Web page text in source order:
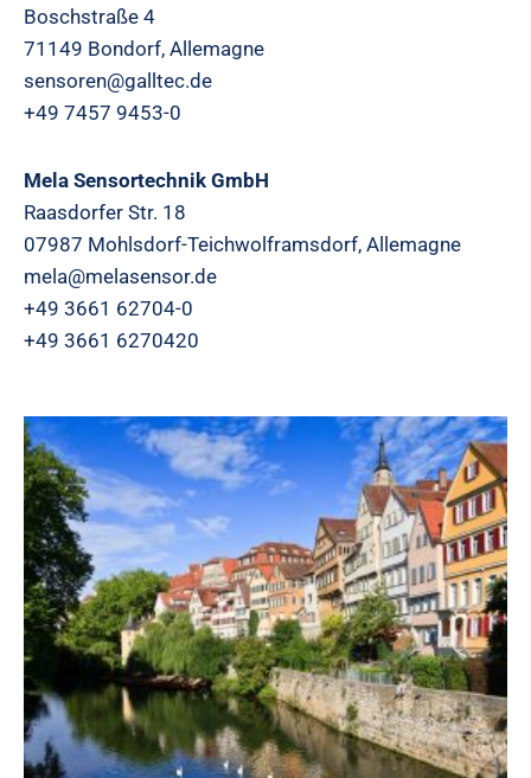
Boschstraße 4
71149 Bondorf, Allemagne
sensoren@galltec.de
+49 7457 9453-0
Mela Sensortechnik GmbH
Raasdorfer Str. 18
07987 Mohlsdorf-Teichwolframsdorf, Allemagne
mela@melasensor.de
+49 3661 62704-0
+49 3661 6270420